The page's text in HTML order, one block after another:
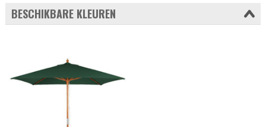
BESCHIKBARE KLEUREN